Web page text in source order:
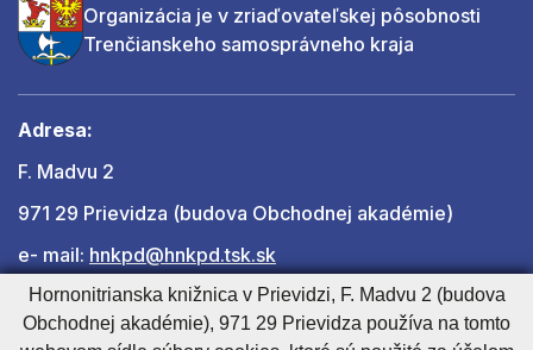
Organizácia je v zriaďovateľskej pôsobnosti
Trenčianskeho samosprávneho kraja
Adresa:
F. Madvu 2
971 29 Prievidza (budova Obchodnej akadémie)
e- mail: hnkpd@hnkpd.tsk.sk
Ďalšie kontakty
Hornonitrianska knižnica v Prievidzi, F. Madvu 2 (budova
Obchodnej akadémie), 971 29 Prievidza používa na tomto